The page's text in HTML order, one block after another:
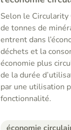
Selon le
de tonnes de
entrent dans
déchets et la
économie plus
de la durée
par une utilisation
fonctionnalité.